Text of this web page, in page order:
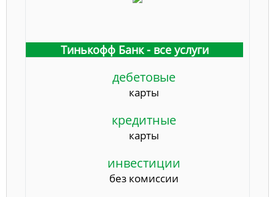
Тинькофф Банк - все услуги
дебетовые
карты
кредитные
карты
инвестиции
без комиссии